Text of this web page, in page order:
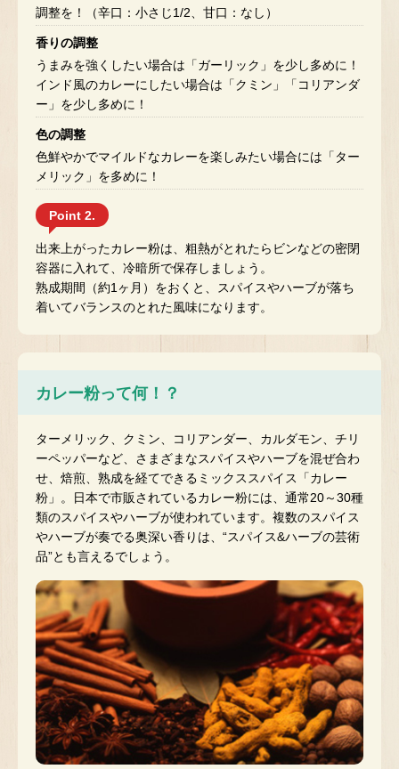
調整を！（辛口：小さじ1/2、甘口：なし）
香りの調整
うまみを強くしたい場合は「ガーリック」を少し多めに！
インド風のカレーにしたい場合は「クミン」「コリアンダ
ー」を少し多めに！
色の調整
色鮮やかでマイルドなカレーを楽しみたい場合には「ター
メリック」を多めに！
Point 2.
出来上がったカレー粉は、粗熱がとれたらビンなどの密閉
容器に入れて、冷暗所で保存しましょう。
熟成期間（約1ヶ月）をおくと、スパイスやハーブが落ち
着いてバランスのとれた風味になります。
カレー粉って何！？
ターメリック、クミン、コリアンダー、カルダモン、チリ
ーペッパーなど、さまざまなスパイスやハーブを混ぜ合わ
せ、焙煎、熟成を経てできるミックススパイス「カレー
粉」。日本で市販されているカレー粉には、通常20～30種
類のスパイスやハーブが使われています。複数のスパイス
やハーブが奏でる奥深い香りは、“スパイス&ハーブの芸術
品”とも言えるでしょう。